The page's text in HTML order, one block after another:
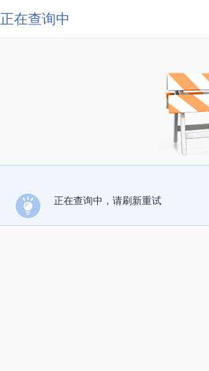
正在查询中
正在查询中，请刷新重试